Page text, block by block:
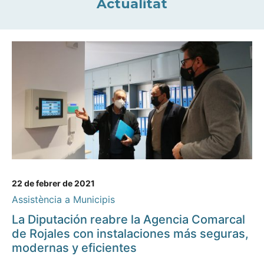
Actualitat
22 de febrer de 2021
Assistència a Municipis
La Diputación reabre la Agencia Comarcal
de Rojales con instalaciones más seguras,
modernas y eficientes